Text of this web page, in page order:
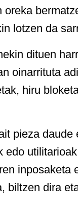
lotzen da
dituen
oinarrituta
hiru
pieza
edo
inposaketa
biltzen dira